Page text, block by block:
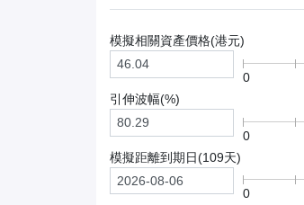
模擬相關資產價格(港元)
0
引伸波幅(%)
0
模擬距離到期日(109天)
0